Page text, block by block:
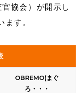
協会）が開示し
す。
OBREMO(まぐ
ろ・・・